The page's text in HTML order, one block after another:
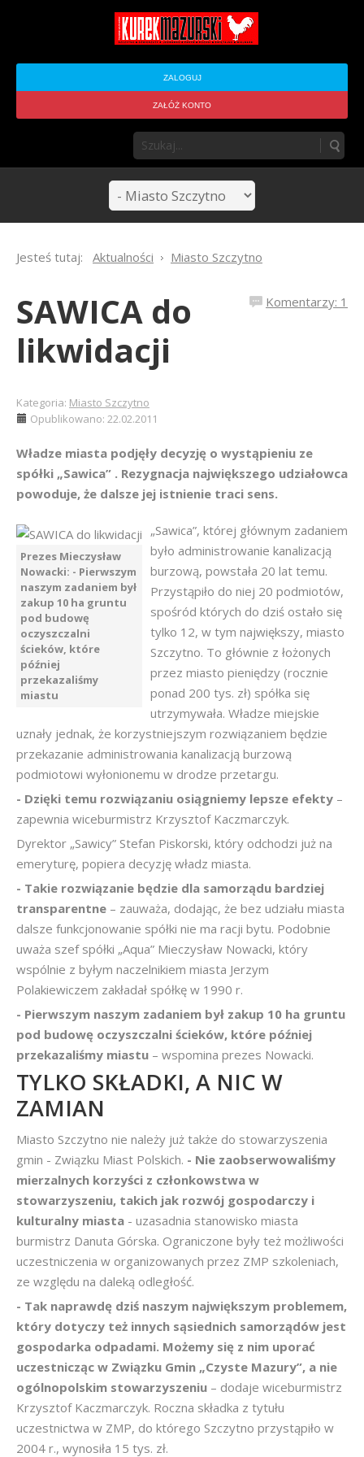
ZALOGUJ
ZAŁÓŻ KONTO
Jesteś tutaj: Aktualności Miasto Szczytno
Komentarzy: 1
SAWICA do
likwidacji
Kategoria: Miasto Szczytno
Opublikowano: 22.02.2011
Władze miasta podjęły decyzję o wystąpieniu ze
spółki „Sawica” . Rezygnacja największego udziałowca
powoduje, że dalsze jej istnienie traci sens.
Prezes Mieczysław
Nowacki: - Pierwszym
naszym zadaniem był
zakup 10 ha gruntu
pod budowę
oczyszczalni
ścieków, które
później
przekazaliśmy
miastu
„Sawica”, której głównym zadaniem
było administrowanie kanalizacją
burzową, powstała 20 lat temu.
Przystąpiło do niej 20 podmiotów,
spośród których do dziś ostało się
tylko 12, w tym największy, miasto
Szczytno. To głównie z łożonych
przez miasto pieniędzy (rocznie
ponad 200 tys. zł) spółka się
utrzymywała. Władze miejskie
uznały jednak, że korzystniejszym rozwiązaniem będzie
przekazanie administrowania kanalizacją burzową
podmiotowi wyłonionemu w drodze przetargu.
- Dzięki temu rozwiązaniu osiągniemy lepsze efekty –
zapewnia wiceburmistrz Krzysztof Kaczmarczyk.
Dyrektor „Sawicy” Stefan Piskorski, który odchodzi już na
emeryturę, popiera decyzję władz miasta.
- Takie rozwiązanie będzie dla samorządu bardziej
transparentne – zauważa, dodając, że bez udziału miasta
dalsze funkcjonowanie spółki nie ma racji bytu. Podobnie
uważa szef spółki „Aqua” Mieczysław Nowacki, który
wspólnie z byłym naczelnikiem miasta Jerzym
Polakiewiczem zakładał spółkę w 1990 r.
- Pierwszym naszym zadaniem był zakup 10 ha gruntu
pod budowę oczyszczalni ścieków, które później
przekazaliśmy miastu – wspomina prezes Nowacki.
TYLKO SKŁADKI, A NIC W
ZAMIAN
Miasto Szczytno nie należy już także do stowarzyszenia
gmin - Związku Miast Polskich. - Nie zaobserwowaliśmy
mierzalnych korzyści z członkowstwa w
stowarzyszeniu, takich jak rozwój gospodarczy i
kulturalny miasta - uzasadnia stanowisko miasta
burmistrz Danuta Górska. Ograniczone były też możliwości
uczestniczenia w organizowanych przez ZMP szkoleniach,
ze względu na daleką odległość.
- Tak naprawdę dziś naszym największym problemem,
który dotyczy też innych sąsiednich samorządów jest
gospodarka odpadami. Możemy się z nim uporać
uczestnicząc w Związku Gmin „Czyste Mazury”, a nie
ogólnopolskim stowarzyszeniu – dodaje wiceburmistrz
Krzysztof Kaczmarczyk. Roczna składka z tytułu
uczestnictwa w ZMP, do którego Szczytno przystąpiło w
2004 r., wynosiła 15 tys. zł.